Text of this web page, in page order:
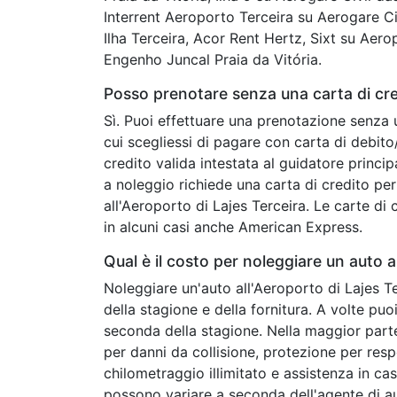
Interrent Aeroporto Terceira su Aerogare
Ilha Terceira, Acor Rent Hertz, Sixt su
Engenho Juncal Praia da Vitória.
Posso prenotare senza una carta di
Sì. Puoi effettuare una prenotazione
cui scegliessi di pagare con carta di
credito valida intestata al guidatore
a noleggio richiede una carta di credito
all'Aeroporto di Lajes Terceira. Le carte
in alcuni casi anche American Express.
Qual è il costo per noleggiare un auto
Noleggiare un'auto all'Aeroporto di Lajes
della stagione e della fornitura. A volte
seconda della stagione. Nella maggior
per danni da collisione, protezione per
chilometraggio illimitato e assistenza in